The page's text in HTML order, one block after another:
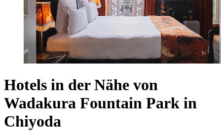
Hotels in der Nähe von
Wadakura Fountain Park in
Chiyoda